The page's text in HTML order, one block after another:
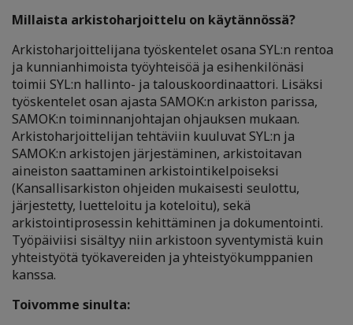
Millaista arkistoharjoittelu on käytännössä?
Arkistoharjoittelijana työskentelet osana SYL:n rentoa
ja kunnianhimoista työyhteisöä ja esihenkilönäsi
toimii SYL:n hallinto- ja talouskoordinaattori. Lisäksi
työskentelet osan ajasta SAMOK:n arkiston parissa,
SAMOK:n toiminnanjohtajan ohjauksen mukaan.
Arkistoharjoittelijan tehtäviin kuuluvat SYL:n ja
SAMOK:n arkistojen järjestäminen, arkistoitavan
aineiston saattaminen arkistointikelpoiseksi
(Kansallisarkiston ohjeiden mukaisesti seulottu,
järjestetty, luetteloitu ja koteloitu), sekä
arkistointiprosessin kehittäminen ja dokumentointi.
Työpäiviisi sisältyy niin arkistoon syventymistä kuin
yhteistyötä työkavereiden ja yhteistyökumppanien
kanssa.
Toivomme sinulta: